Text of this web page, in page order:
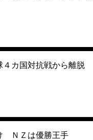
カ国対抗戦から離脱
ＮＺは優勝王手